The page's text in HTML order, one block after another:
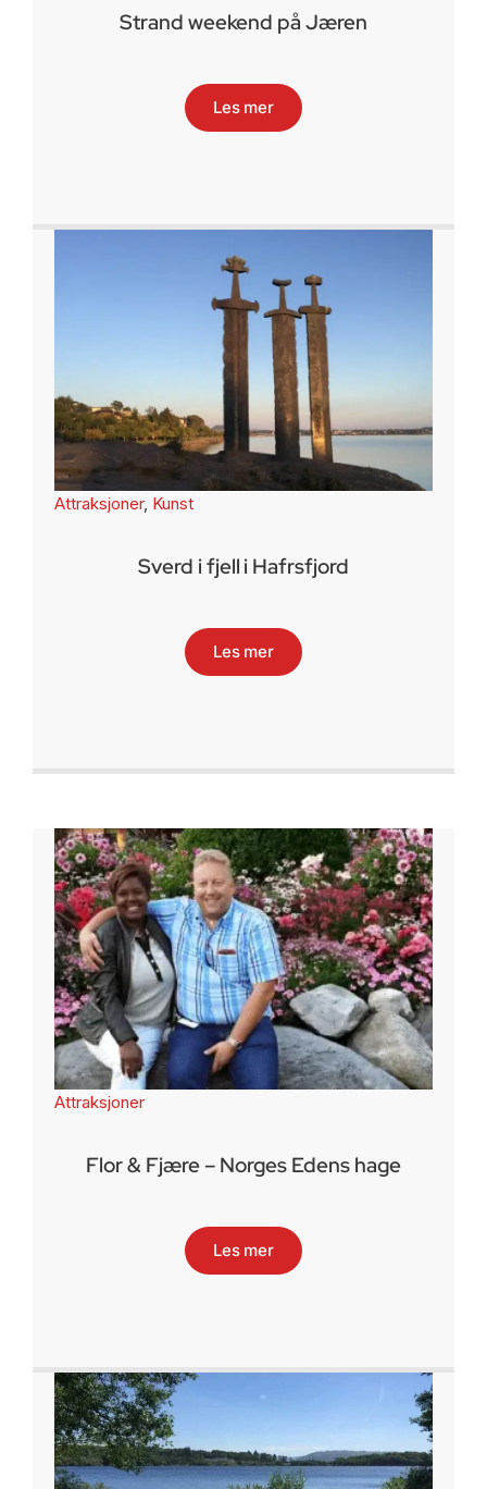
Strand weekend på Jæren
Les mer
Attraksjoner, Kunst
Sverd i fjell i Hafrsfjord
Les mer
Attraksjoner
Flor & Fjære – Norges Edens hage
Les mer